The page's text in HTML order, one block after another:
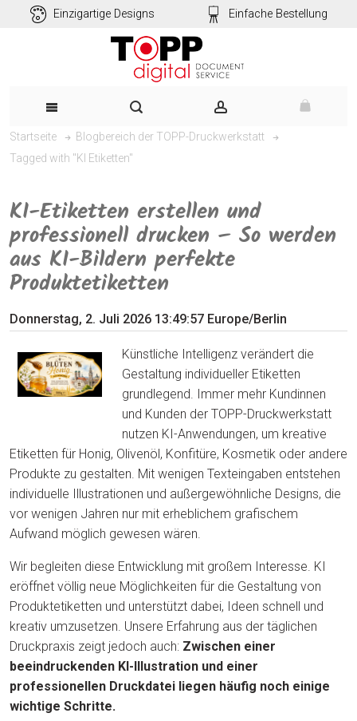
Einzigartige Designs Einfache Bestellung
Startseite
Blogbereich der TOPP-Druckwerkstatt
Tagged with "KI Etiketten"
KI-Etiketten erstellen und
professionell drucken – So werden
aus KI-Bildern perfekte
Produktetiketten
Donnerstag, 2. Juli 2026 13:49:57 Europe/Berlin
Künstliche Intelligenz verändert die
Gestaltung individueller Etiketten
grundlegend. Immer mehr Kundinnen
und Kunden der TOPP-Druckwerkstatt
nutzen KI-Anwendungen, um kreative
Etiketten für Honig, Olivenöl, Konfitüre, Kosmetik oder andere
Produkte zu gestalten. Mit wenigen Texteingaben entstehen
individuelle Illustrationen und außergewöhnliche Designs, die
vor wenigen Jahren nur mit erheblichem grafischem
Aufwand möglich gewesen wären.
Wir begleiten diese Entwicklung mit großem Interesse. KI
eröffnet völlig neue Möglichkeiten für die Gestaltung von
Produktetiketten und unterstützt dabei, Ideen schnell und
kreativ umzusetzen. Unsere Erfahrung aus der täglichen
Druckpraxis zeigt jedoch auch: Zwischen einer
beeindruckenden KI-Illustration und einer
professionellen Druckdatei liegen häufig noch einige
wichtige Schritte.